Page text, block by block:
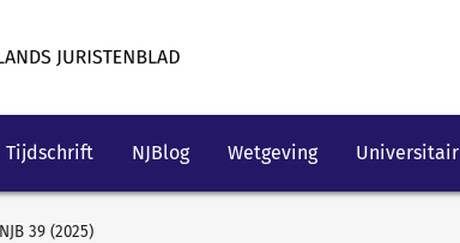
Tijdschrift NJBlog Wetgeving Universitair
NJB 39 (2025)